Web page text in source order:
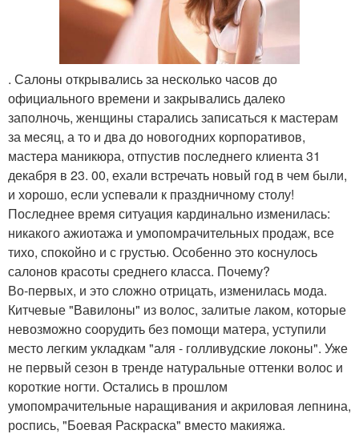
. Салоны открывались за несколько часов до
официального времени и закрывались далеко
заполночь, женщины старались записаться к мастерам
за месяц, а то и два до новогодних корпоративов,
мастера маникюра, отпустив последнего клиента 31
декабря в 23. 00, ехали встречать новый год в чем были,
и хорошо, если успевали к праздничному столу!
Последнее время ситуация кардинально изменилась:
никакого ажиотажа и умопомрачительных продаж, все
тихо, спокойно и с грустью. Особенно это коснулось
салонов красоты среднего класса. Почему?
Во-первых, и это сложно отрицать, изменилась мода.
Китчевые "Вавилоны" из волос, залитые лаком, которые
невозможно соорудить без помощи матера, уступили
место легким укладкам "аля - голливудские локоны". Уже
не первый сезон в тренде натуральные оттенки волос и
короткие ногти. Остались в прошлом
умопомрачительные наращивания и акриловая лепнина,
роспись, "Боевая Раскраска" вместо макияжа.